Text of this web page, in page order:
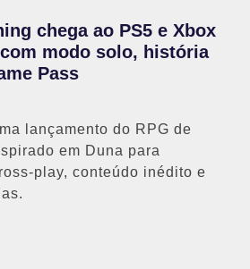
chega ao PS5 e Xbox
modo solo, história
Pass
lançamento do RPG de
em Duna para
play, conteúdo inédito e